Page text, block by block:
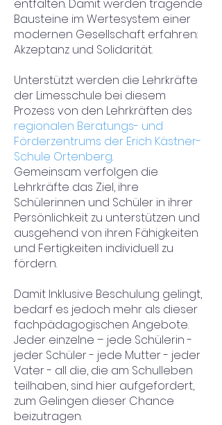
entfalten. Damit werden tragende
Bausteine im Wertesystem einer
modernen Gesellschaft erfahren:
Akzeptanz und Solidarität.
Unterstützt werden die Lehrkräfte
der Limesschule bei diesem
Prozess von den Lehrkräften des
regionalen Beratungs- und
Förderzentrums der Erich Kästner-
Schule Ortenberg.
Gemeinsam verfolgen die
Lehrkräfte das Ziel, ihre
Schülerinnen und Schüler in ihrer
Persönlichkeit zu unterstützen und
ausgehend von ihren Fähigkeiten
und Fertigkeiten individuell zu
fördern.
Damit Inklusive Beschulung gelingt,
bedarf es jedoch mehr als dieser
fachpädagogischen Angebote.
Jeder einzelne – jede Schülerin -
jeder Schüler - jede Mutter - jeder
Vater - all die, die am Schulleben
teilhaben, sind hier aufgefordert,
zum Gelingen dieser Chance
beizutragen.